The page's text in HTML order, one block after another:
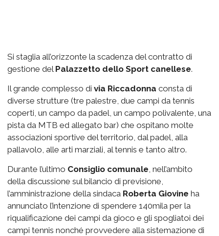
Si staglia all’orizzonte la scadenza del contratto di
gestione del Palazzetto dello Sport canellese.
Il grande complesso di via Riccadonna consta di
diverse strutture (tre palestre, due campi da tennis
coperti, un campo da padel, un campo polivalente, una
pista da MTB ed allegato bar) che ospitano molte
associazioni sportive del territorio, dal padel, alla
pallavolo, alle arti marziali, al tennis e tanto altro.
Durante l’ultimo Consiglio comunale, nell’ambito
della discussione sul bilancio di previsione,
l’amministrazione della sindaca Roberta Giovine ha
annunciato l’intenzione di spendere 140mila per la
riqualificazione dei campi da gioco e gli spogliatoi dei
campi tennis nonché provvedere alla sistemazione di